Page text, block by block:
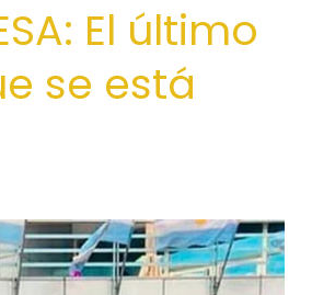
El último
se está